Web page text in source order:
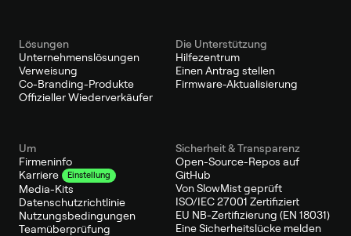
Lösungen
Unternehmenslösungen
Verweisung
Co-Branding-Produkte
Offizieller Wiederverkäufer
Die Unterstützung
Hilfezentrum
Einen Antrag stellen
Firmware-Aktualisierung
Um
Firmeninfo
Karriere
Einstellung
Media-Kits
Datenschutzrichtlinie
Nutzungsbedingungen
Teamüberprüfung
Sicherheit & Transparenz
Open-Source-Repos auf
GitHub
Von SlowMist geprüft
ISO/IEC 27001 Zertifiziert
EU NB-Zertifizierung (EN 18031)
Eine Sicherheitslücke melden